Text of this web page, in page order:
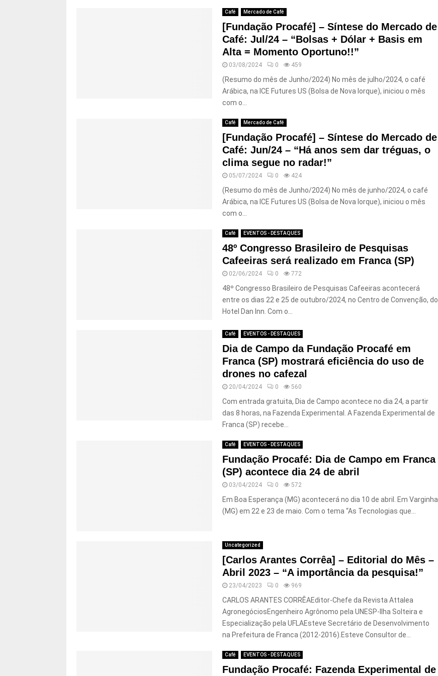
Café Mercado de Café
[Fundação Procafé] – Síntese do Mercado de
Café: Jul/24 – “Bolsas + Dólar + Basis em
Alta = Momento Oportuno!!”
03/08/2024 0 459
(Resumo do mês de Junho/2024) No mês de julho/2024, o café
Arábica, na ICE Futures US (Bolsa de Nova Iorque), iniciou o mês
com o...
Café Mercado de Café
[Fundação Procafé] – Síntese do Mercado de
Café: Jun/24 – “Há anos sem dar tréguas, o
clima segue no radar!”
05/07/2024 0 424
(Resumo do mês de Junho/2024) No mês de junho/2024, o café
Arábica, na ICE Futures US (Bolsa de Nova Iorque), iniciou o mês
com o...
Café EVENTOS - DESTAQUES
48º Congresso Brasileiro de Pesquisas
Cafeeiras será realizado em Franca (SP)
02/06/2024 0 772
48º Congresso Brasileiro de Pesquisas Cafeeiras acontecerá
entre os dias 22 e 25 de outubro/2024, no Centro de Convenção, do
Hotel Dan Inn. Com o...
Café EVENTOS - DESTAQUES
Dia de Campo da Fundação Procafé em
Franca (SP) mostrará eficiência do uso de
drones no cafezal
20/04/2024 0 560
Com entrada gratuita, Dia de Campo acontece no dia 24, a partir
das 8 horas, na Fazenda Experimental. A Fazenda Experimental de
Franca (SP) recebe...
Café EVENTOS - DESTAQUES
Fundação Procafé: Dia de Campo em Franca
(SP) acontece dia 24 de abril
03/04/2024 0 572
Em Boa Esperança (MG) acontecerá no dia 10 de abril. Em Varginha
(MG) em 22 e 23 de maio. Com o tema “As Tecnologias que...
Uncategorized
[Carlos Arantes Corrêa] – Editorial do Mês –
Abril 2023 – “A importância da pesquisa!”
23/04/2023 0 969
CARLOS ARANTES CORRÊAEditor-Chefe da Revista Attalea
AgronegóciosEngenheiro Agrônomo pela UNESP-Ilha Solteira e
Especialização pela UFLAEsteve Secretário de Desenvolvimento
na Prefeitura de Franca (2012-2016).Esteve Consultor de...
Café EVENTOS - DESTAQUES
Fundação Procafé: Fazenda Experimental de